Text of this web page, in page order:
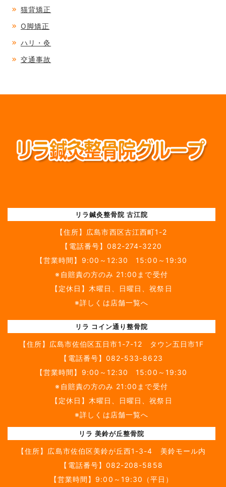
猫背矯正
O脚矯正
ハリ・灸
交通事故
リラ鍼灸整骨院 古江院
【住所】 広島市西区古江西町1-2
【電話番号】 082-274-3220
【営業時間】9:00～12:30 15:00～19:30
※自賠責の方のみ 21:00まで受付
【定休日】木曜日、日曜日、祝祭日
※詳しくは店舗一覧へ
リラ コイン通り整骨院
【住所】 広島市佐伯区五日市1-7-12 タウン五日市1F
【電話番号】 082-533-8623
【営業時間】9:00～12:30 15:00～19:30
※自賠責の方のみ 21:00まで受付
【定休日】木曜日、日曜日、祝祭日
※詳しくは店舗一覧へ
リラ 美鈴が丘整骨院
【住所】 広島市佐伯区美鈴が丘西1-3-4 美鈴モール内
【電話番号】 082-208-5858
【営業時間】9:00～19:30（平日）